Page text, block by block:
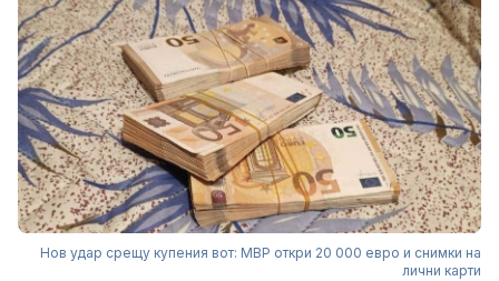
Нов удар срещу купения вот: МВР откри 20 000 евро и снимки на
лични карти